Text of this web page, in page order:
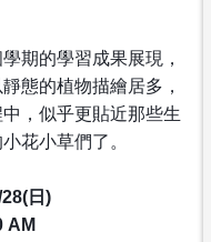
期的學習成果展現，
態的植物描繪居多，
，似乎更貼近那些生
花小草們了。
日)
AM